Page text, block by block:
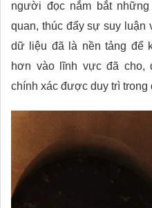
người đọc nắm bắt
quan, thúc đẩy sự suy luận
dữ liệu đã là nền tảng để
hơn vào lĩnh vực đã cho,
chính xác được duy trì trong